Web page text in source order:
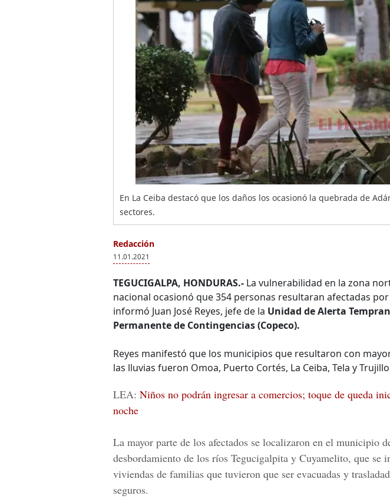
En La Ceiba destacó que los daños los ocasionó la quebrada de
sectores.
Redacción
11.01.2021
TEGUCIGALPA, HONDURAS.- La vulnerabilidad en la zona
nacional ocasionó que 354 personas resultaran afectadas
informó Juan José Reyes, jefe de la Unidad de Alerta
Permanente de Contingencias (Copeco).
Reyes manifestó que los municipios que resultaron con
las lluvias fueron Omoa, Puerto Cortés, La Ceiba, Tela y
LEA: Niños no podrán ingresar a comercios; toque de queda
noche
La mayor parte de los afectados se localizaron en el municipio
desbordamiento de los ríos Tegucigalpita y Cuyamelito, que se
viviendas de familias que tuvieron que ser evacuadas y
seguros.